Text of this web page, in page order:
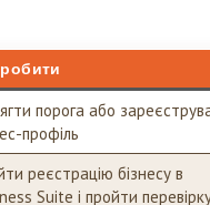
порога або
профіль
реєстрацію бізнесу в
Suite і пройти